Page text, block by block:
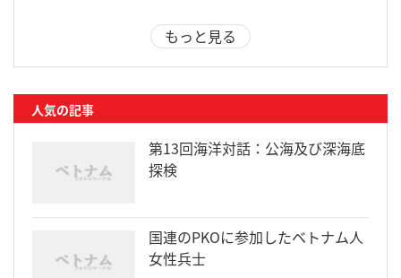
もっと見る
人気の記事
第13回海洋対話：公海及び深海底
探検
国連のPKOに参加したベトナム人
女性兵士